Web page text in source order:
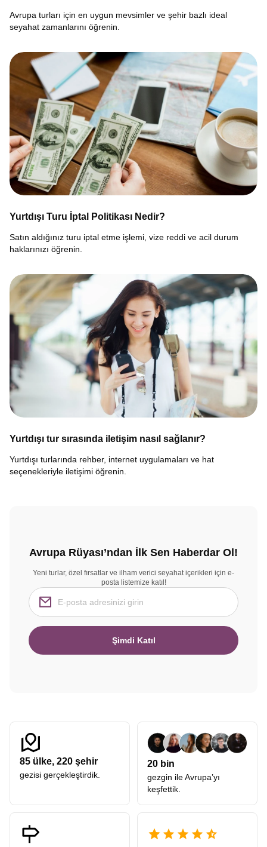
Avrupa turları için en uygun mevsimler ve şehir bazlı ideal
seyahat zamanlarını öğrenin.
Yurtdışı Turu İptal Politikası Nedir?
Satın aldığınız turu iptal etme işlemi, vize reddi ve acil durum
haklarınızı öğrenin.
Yurtdışı tur sırasında iletişim nasıl sağlanır?
Yurtdışı turlarında rehber, internet uygulamaları ve hat
seçenekleriyle iletişimi öğrenin.
Avrupa Rüyası’ndan İlk Sen Haberdar Ol!
Yeni turlar, özel fırsatlar ve ilham verici seyahat içerikleri için e-
posta listemize katıl!
Şimdi Katıl
85 ülke, 220 şehir
gezisi gerçekleştirdik.
20 bin
gezgin ile Avrupa’yı
keşfettik.